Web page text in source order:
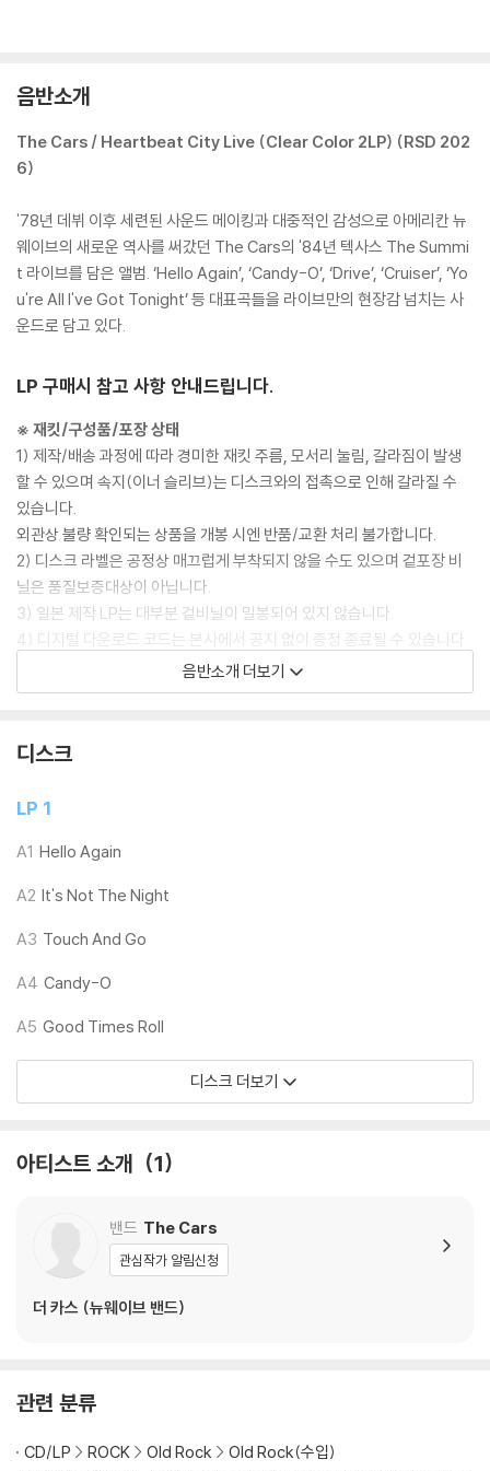
음반소개
The Cars / Heartbeat City Live (Clear Color 2LP) (RSD 202
6)
'78년 데뷔 이후 세련된 사운드 메이킹과 대중적인 감성으로 아메리칸 뉴
웨이브의 새로운 역사를 써갔던 The Cars의 '84년 텍사스 The Summi
t 라이브를 담은 앨범. ‘Hello Again’, ‘Candy-O’, ‘Drive’, ‘Cruiser’, ‘Yo
u're All I've Got Tonight’ 등 대표곡들을 라이브만의 현장감 넘치는 사
운드로 담고 있다.
LP 구매시 참고 사항 안내드립니다.
※ 재킷/구성품/포장 상태
1) 제작/배송 과정에 따라 경미한 재킷 주름, 모서리 눌림, 갈라짐이 발생
할 수 있으며 속지(이너 슬리브)는 디스크와의 접촉으로 인해 갈라질 수
있습니다.
외관상 불량 확인되는 상품을 개봉 시엔 반품/교환 처리 불가합니다.
2) 디스크 라벨은 공정상 매끄럽게 부착되지 않을 수도 있으며 겉포장 비
닐은 품질보증대상이 아닙니다.
3) 일본 제작 LP는 대부분 겉비닐이 밀봉되어 있지 않습니다.
4) 디지털 다운로드 코드는 본사에서 공지 없이 증정 종료될 수 있습니다.
※ 재생 불량
모델) 다이내믹 사운드의 편차가 큰 트랙을 재생할 때 이상 현상이 발생할
기기 문제로 인해 발생하는 재생 불량 현상에 대해서는 반품/교환이 불가
2) 디스크는 정전기와 먼지로 인해 재생이 원활하지 않은 경우가 있습니
3) 바늘에 먼지가 쌓이는 경우에도 재생이 원활하지 않을 수 있습니다.
1) 열을 가하여 제작하는 바이닐 공정 특성상 디스크 표면이 미세하게 울
재생이 불안정한 경우 스태빌라이저를 사용하시면 좀 더 안정적인 재생이
가능합니다.
2) 재생 음역의 왜곡을 최소화 하고 반복 재생시에도 최대한 일관되게 유
하시면 해결됩니다.
가 있으며, 이는 상품의 불량이 아닙니다. 단, 재생에 이상이 있는 경우에는
불량으로 인한 반품/교환이 가능합니다
※ 컬러 디스크
아래에 해당하는 경우는 불량이 아니므로 개봉 후 반품/교환이 불가합니
2) 컬러 디스크의 특성상 제작 공정시 앨범마다 색상 차이가 나는 경우도
3) 컬러 디스크는 제작 과정에서 다른 색상 염료가 섞여 얼룩과 번짐, 반점
음반소개 더보기
디스크
LP 1
A1 Hello Again
A2 It's Not The Night
A3 Touch And Go
A4 Candy-O
A5 Good Times Roll
디스크 더보기
아티스트 소개 1
밴드 The Cars
관심작가 알림신청
더 카스 (뉴웨이브 밴드)
관련 분류
CD/LP ROCK Old Rock
Old Rock(수입)